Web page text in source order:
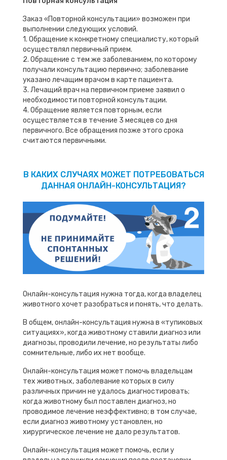
Заказ «Повторной консультации» возможен при
выполнении следующих условий.
1. Обращение к конкретному специалисту, который
осуществлял первичный прием.
2. Обращение с тем же заболеванием, по которому
получали консультацию первично; заболевание
указано лечащим врачом в карте пациента.
3. Лечащий врач на первичном приеме заявил о
необходимости повторной консультации.
4. Обращение является повторным, если
осуществляется в течение 3 месяцев со дня
первичного. Все обращения позже этого срока
считаются первичными.
В КАКИХ СЛУЧАЯХ МОЖЕТ ПОТРЕБОВАТЬСЯ
ДАННАЯ ОНЛАЙН-КОНСУЛЬТАЦИЯ?
Онлайн-консультация нужна тогда, когда владелец
животного хочет разобраться и понять, что делать.
В общем, онлайн-консультация нужна в «тупиковых
ситуациях», когда животному ставили диагноз или
диагнозы, проводили лечение, но результаты либо
сомнительные, либо их нет вообще.
Онлайн-консультация может помочь владельцам
тех животных, заболевание которых в силу
различных причин не удалось диагностировать;
когда животному был поставлен диагноз, но
проводимое лечение неэффективно; в том случае,
если диагноз животному установлен, но
хирургическое лечение не дало результатов.
Онлайн-консультация может помочь, если у